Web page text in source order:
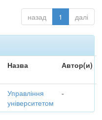
назад 1 далі
Назва Автор(и)
Управління
університетом
-